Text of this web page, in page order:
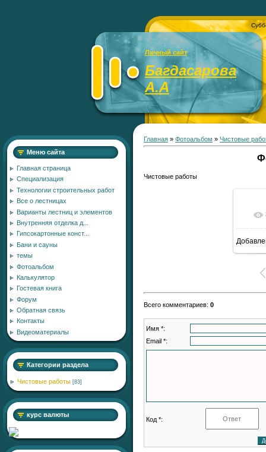
Личный сайт
Багдасарова
А.А
Меню сайта
Главная страница
Специализация
Технологии строительных работ
Все о лестницах
Варианты лестниц и элементов
Внутренняя отделка д...
Гипсокартонные конст...
Бани и сауны
темы
Фотоальбом
Калькулятор
Гостевая книга
Форум
Обратная связь
Контакты
Видеоматериалы
Категории раздела
Чистовые работы [83]
курс валюты
Главная » Фотоальбом » Чистовые
Чистовые работы
Всего комментариев: 0
Имя *:
Email *:
Код *: